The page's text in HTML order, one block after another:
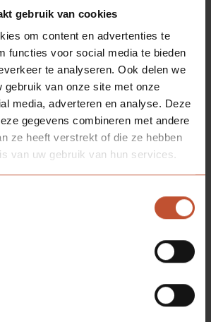
gebruik van cookies
om content en advertenties te
functies voor social media te bieden
te analyseren. Ook delen we
gebruik van onze site met onze
media, adverteren en analyse. Deze
gegevens combineren met andere
ze heeft verstrekt of die ze hebben
van uw gebruik van hun services.
NCS/RAL kleuren zijn bij
unieke oppervlakte structuur en/of
is het benoemen van een exact
mogelijk. Voor een
weergave is bemonstering op